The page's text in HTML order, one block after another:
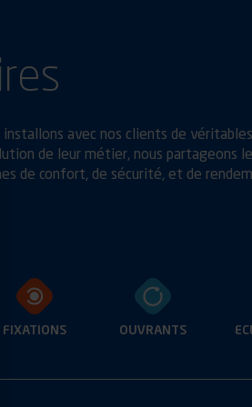
avec nos clients de
de leur métier, nous partageons
de confort, de sécurité, et de
FIXATIONS OUVRANTS